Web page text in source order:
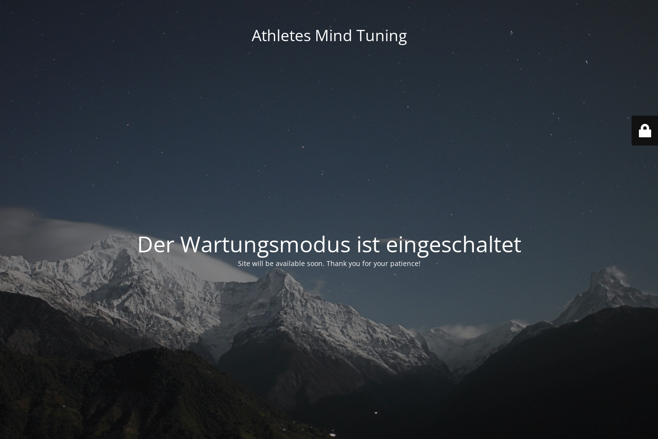
Athletes Mind Tuning
Der Wartungsmodus ist eingeschaltet
Site will be available soon. Thank you for your patience!